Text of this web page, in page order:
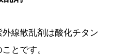
線散乱剤は酸化チタン
とです。